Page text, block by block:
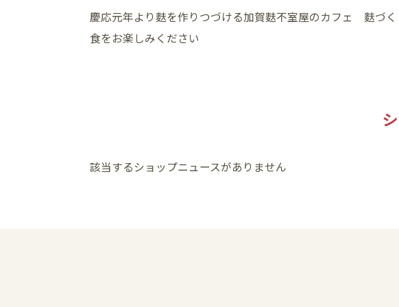
慶応元年より麩を作りつづける加賀麩不室屋のカフェ 麩づ
食をお楽しみください
該当するショップニュースがありません